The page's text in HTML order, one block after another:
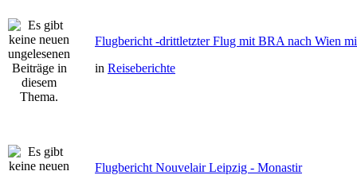
Flugbericht -drittletzter Flug mit BRA nach Wien
in Reiseberichte
Flugbericht Nouvelair Leipzig - Monastir